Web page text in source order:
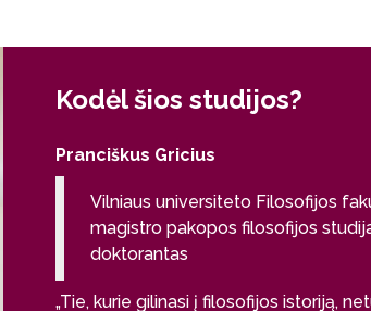
Kodėl šios studijos?
Pranciškus Gricius
Vilniaus universiteto Filosofijos
magistro pakopos filosofijos
doktorantas
„Tie, kurie gilinasi į filosofijos istoriją,